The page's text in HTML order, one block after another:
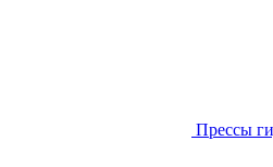
Прессы